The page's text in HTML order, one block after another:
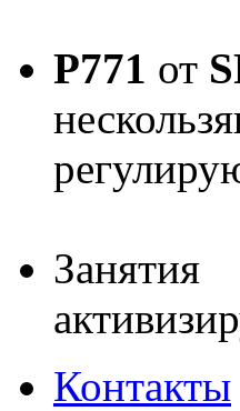
P771 от
Контакты